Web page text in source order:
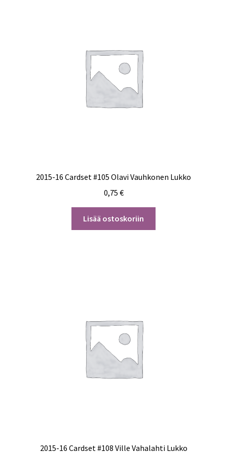
2015-16 Cardset #105 Olavi Vauhkonen Lukko
0,75 €
Lisää ostoskoriin
2015-16 Cardset #108 Ville Vahalahti Lukko